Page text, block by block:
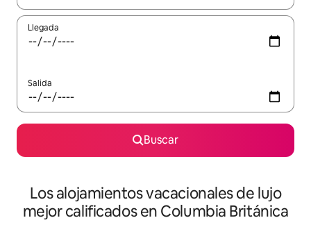
Llegada
Salida
Buscar
Los alojamientos vacacionales de lujo
mejor calificados en Columbia Británica